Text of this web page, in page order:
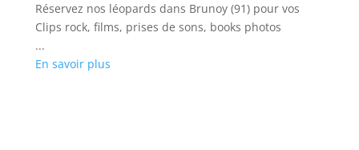
Réservez nos léopards dans Brunoy (91) pour vos
Clips rock, films, prises de sons, books photos
...
En savoir plus